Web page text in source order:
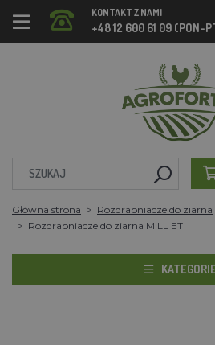
KONTAKT Z NAMI
+48 12 600 61 09 (PON-
Główna strona
Rozdrabniacze do ziarna
Rozdrabniacze do ziarna MILL ET